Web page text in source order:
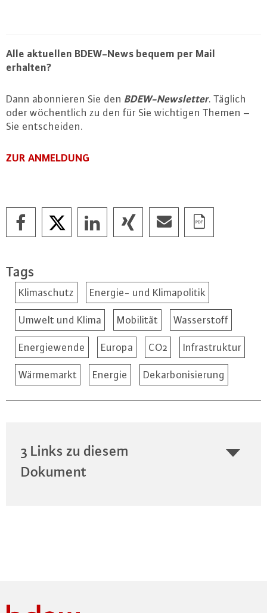
Alle aktuellen BDEW-News bequem per Mail
erhalten?
Dann abon­nie­ren Sie den BDEW-News­let­ter. Täglich
oder wö­chent­lich zu den für Sie wichtigen Themen –
Sie ent­schei­den.
ZUR ANMELDUNG
Tags
Klimaschutz Energie- und Klimapolitik
Umwelt und Klima Mobilität Wasserstoff
Energiewende Europa CO2 Infrastruktur
Wärmemarkt Energie Dekarbonisierung
3 Links zu diesem
Dokument